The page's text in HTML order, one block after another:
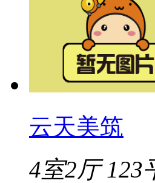
云天美筑
4室2厅 123